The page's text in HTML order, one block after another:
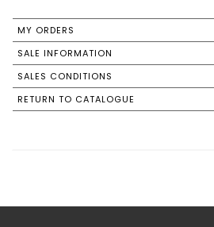
MY ORDERS
SALE INFORMATION
SALES CONDITIONS
RETURN TO CATALOGUE